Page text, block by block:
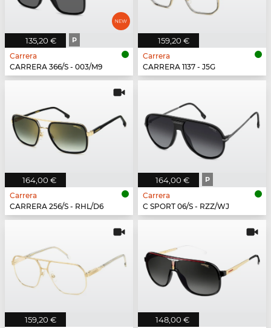
135,20 € P
Carrera
CARRERA 366/S - 003/M9
159,20 €
Carrera
CARRERA 1137 - J5G
164,00 €
Carrera
CARRERA 256/S - RHL/D6
164,00 € P
Carrera
C SPORT 06/S - RZZ/WJ
159,20 € 148,00 €